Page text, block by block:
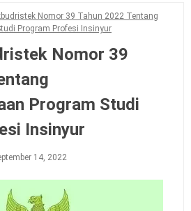
Nomor 39 Tahun 2022 Tentang
Program Profesi Insinyur
Nomor 39
Program Studi
Insinyur
14, 2022